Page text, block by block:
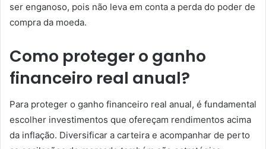
ser enganoso, pois não leva em conta a perda do poder de
compra da moeda.
Como proteger o ganho
financeiro real anual?
Para proteger o ganho financeiro real anual, é fundamental
escolher investimentos que ofereçam rendimentos acima
da inflação. Diversificar a carteira e acompanhar de perto